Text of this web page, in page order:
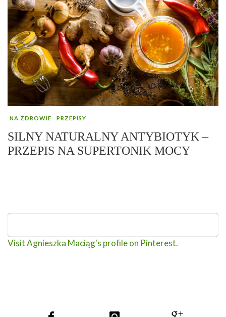
NA ZDROWIE PRZEPISY
SILNY NATURALNY ANTYBIOTYK –
PRZEPIS NA SUPERTONIK MOCY
Visit Agnieszka Maciąg's profile on Pinterest.